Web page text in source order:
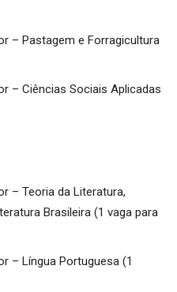
– Pastagem e Forragicultura
– Ciências Sociais Aplicadas
– Teoria da Literatura,
Brasileira (1 vaga para
– Língua Portuguesa (1